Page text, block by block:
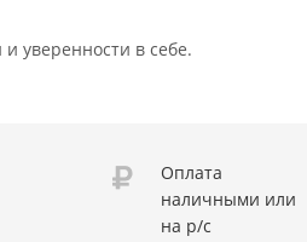
уверенности в себе.
Оплата
наличными или
на р/с